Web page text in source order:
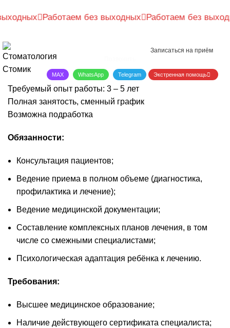
Работаем без выходных Работаем без
Записаться на приём
MAX WhatsApp Telegram Экстренная помощь
Вакансия: детский
стоматолог
Главная Вакансия: детский стоматолог
Требуемый опыт работы: 3 – 5 лет
Полная занятость, сменный график
Возможна подработка
Обязанности:
Консультация пациентов;
Ведение приема в полном объеме (диагностика,
профилактика и лечение);
Ведение медицинской документации;
Составление комплексных планов лечения, в том
числе со смежными специалистами;
Психологическая адаптация ребёнка к лечению.
Требования:
Высшее медицинское образование;
Наличие действующего сертификата специалиста;
Рассчитайте предварительную цену, пройдя короткий тест